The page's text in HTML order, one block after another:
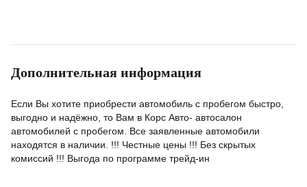
Дополнительная информация
Если Вы хотите приобрести автомобиль с пробегом быстро,
выгодно и надёжно, то Вам в Корс Авто- автосалон
автомобилей с пробегом. Все заявленные автомобили
находятся в наличии. !!! Честные цены !!! Без скрытых
комиссий !!! Выгода по программе трейд-ин